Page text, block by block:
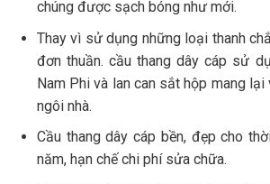
chúng được sạch bóng như mới.
Thay vì sử dụng những loại thanh
đơn thuần. cầu thang dây cáp sử
Nam Phi và lan can sắt hộp mang lại
ngôi nhà.
Cầu thang dây cáp bền, đẹp cho
năm, hạn chế chi phí sửa chữa.